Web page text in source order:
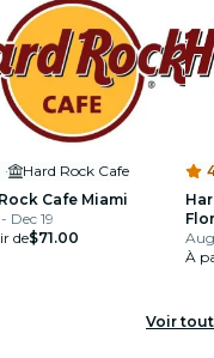
·
Hard Rock Cafe
Cafe Miami
Dec 19
de$71.00
À
Voir tout